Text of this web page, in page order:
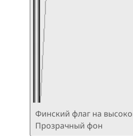
Финский флаг на
Прозрачный фон